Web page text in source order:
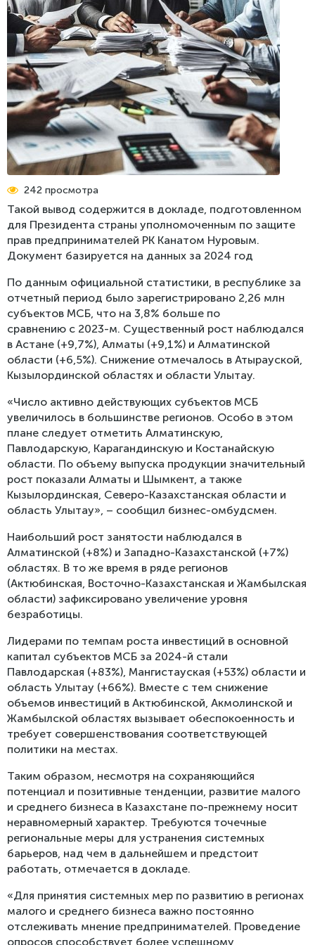
Стратегия бизнес-омбудсмена по защите
предпринимательства
Меморандум о взаимном сотрудничестве Центра
поддержки цифрового правительства и Бизнес-
омбудсмена
Рекомендации Сената
Реестр проблем
Обратная связь
Пресс-релизы
СМИ об омбудсмене
Фотогалерея
Видео
Международные новости
Доклады, выступления
Инфографика
242 просмотра
Такой вывод содержится в док­ладе, подготовленном
для Президента страны уполномоченным по защите
прав предпринимателей РК Канатом Нуровым.
Документ базируется на данных за 2024 год
По данным официальной статис­тики, в республике за
отчетный период было зарегистрировано 2,26 млн
субъектов МСБ, что на 3,8% больше по
сравнению с 2023-м. Существенный рост наб­людался
в Астане (+9,7%), Алматы (+9,1%) и Алматинской
облас­ти (+6,5%). Снижение отмечалось в Атырауской,
Кызылординской областях и области Улытау.
«Число активно действующих субъектов МСБ
увеличилось в большинстве регионов. Особо в этом
плане следует отметить Алматинскую,
Павлодарскую, Карагандинскую и Костанайскую
области. По объему выпуска продукции значительный
рост показали Алматы и Шымкент, а также
Кызылординская, Северо-Казахстанская облас­ти и
область Улытау», – сообщил бизнес-омбудсмен.
Наибольший рост занятости наблюдался в
Алматинской (+8%) и Западно-Казахстанской (+7%)
областях. В то же время в ряде регионов
(Актюбинская, Восточно-Казахстанская и Жамбылская
области) зафиксировано увеличение уровня
безработицы.
Лидерами по темпам роста инвестиций в основной
капитал субъек­тов МСБ за 2024-й стали
Павлодарская (+83%), Мангистауская (+53%) области и
область Улытау (+66%). Вместе с тем снижение
объемов инвестиций в Актюбинской, Акмолинской и
Жамбылской областях вызывает обеспокоенность и
требует совершенствования соответствующей
политики на местах.
Таким образом, несмотря на сохраняющийся
потенциал и позитивные тенденции, развитие малого
и среднего бизнеса в Казахстане по-прежнему носит
неравномерный характер. Требуются точечные
региональные меры для устранения системных
барьеров, над чем в дальнейшем и предстоит
работать, отмечается в докладе.
«Для принятия системных мер по развитию в регионах
малого и среднего бизнеса важно постоянно
отслеживать мнение предпринимателей. Проведение
опросов способствует более успешному